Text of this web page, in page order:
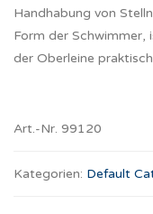
Handhabung von
Form der Schwimmer,
der Oberleine
Art.-Nr. 99120
Kategorien: Default